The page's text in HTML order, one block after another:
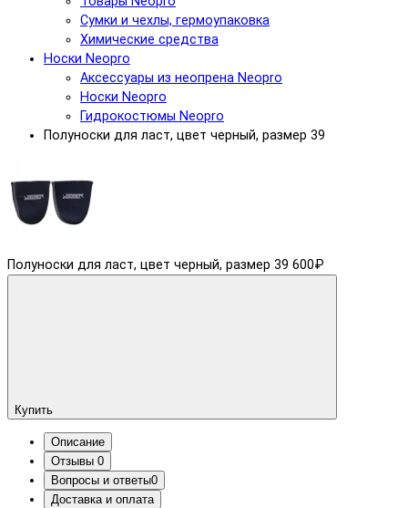
Сумки и чехлы, гермоупаковка
Химические средства
Носки Neopro
Аксессуары из неопрена Neopro
Носки Neopro
Гидрокостюмы Neopro
Полуноски для ласт, цвет черный, размер 39
Полуноски для ласт, цвет черный, размер 39 600₽
Купить
Описание
Отзывы 0
Вопросы и ответы0
Доставка и оплата